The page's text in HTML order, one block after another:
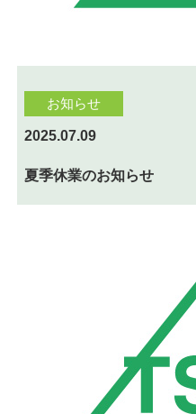
お知らせ
2025.07.09
夏季休業のお知らせ